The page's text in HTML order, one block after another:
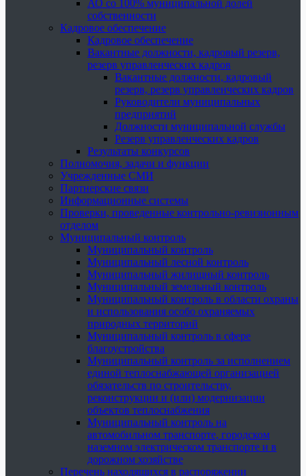
АО со 100% муниципальной долей
собственности
Кадровое обеспечение
Кадровое обеспечение
Вакантные должности, кадровый резерв,
резерв управленческих кадров
Вакантные должности, кадровый
резерв, резерв управленческих кадров
Руководители муниципальных
предприятий
Должности муниципальной службы
Резерв управленческих кадров
Результаты конкурсов
Полномочия, задачи и функции
Учрежденные СМИ
Партнерские связи
Информационные системы
Проверки, проведенные контрольно-ревизионным
отделом
Муниципальный контроль
Муниципальный контроль
Муниципальный лесной контроль
Муниципальный жилищный контроль
Муниципальный земельный контроль
Муниципальный контроль в области охраны
и использования особо охраняемых
природных территорий
Муниципальный контроль в сфере
благоустройства
Муниципальный контроль за исполнением
единой теплоснабжающей организацией
обязательств по строительству,
реконструкции и (или) модернизации
объектов теплоснабжения
Муниципальный контроль на
автомобильном транспорте, городском
наземном электрическом транспорте и в
дорожном хозяйстве
Перечень находящихся в распоряжении